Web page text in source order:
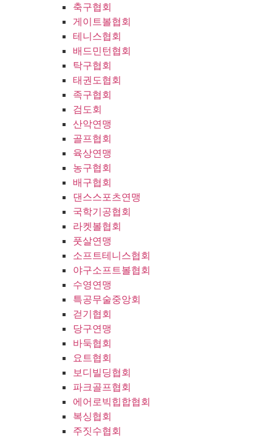
축구협회
게이트볼협회
테니스협회
배드민턴협회
탁구협회
태권도협회
족구협회
검도회
산악연맹
골프협회
육상연맹
농구협회
배구협회
댄스스포츠연맹
국학기공협회
라켓볼협회
풋살연맹
소프트테니스협회
야구소프트볼협회
수영연맹
특공무술중앙회
걷기협회
당구연맹
바둑협회
요트협회
보디빌딩협회
파크골프협회
에어로빅힙합협회
복싱협회
주짓수협회